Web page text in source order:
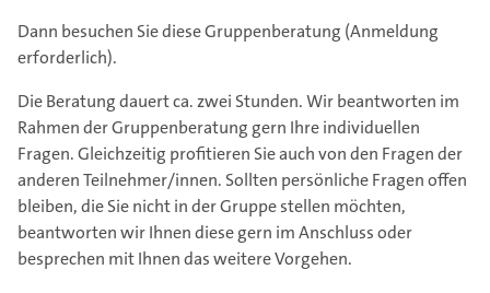
Dann besuchen Sie diese Gruppenberatung (Anmeldung
erforderlich).
Die Beratung dauert ca. zwei Stunden. Wir beantworten im
Rahmen der Gruppenberatung gern Ihre individuellen
Fragen. Gleichzeitig profitieren Sie auch von den Fragen der
anderen Teilnehmer/innen. Sollten persönliche Fragen offen
bleiben, die Sie nicht in der Gruppe stellen möchten,
beantworten wir Ihnen diese gern im Anschluss oder
besprechen mit Ihnen das weitere Vorgehen.